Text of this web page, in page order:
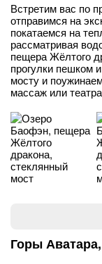
Встретим вас по
отправимся на
покатаемся на
рассматривая
пещера Жёлтого
прогулки пешком
мосту и
массаж или
Горы